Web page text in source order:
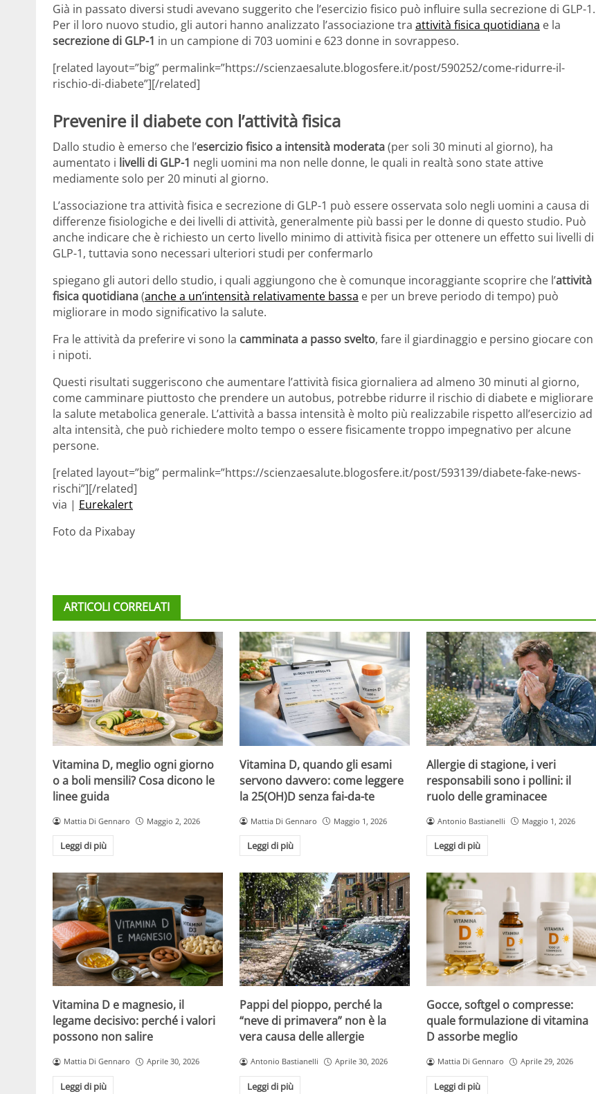
Già in passato diversi studi avevano suggerito che l’esercizio fisico può influire sulla secrezione di GLP-1.
Per il loro nuovo studio, gli autori hanno analizzato l’associazione tra attività fisica quotidiana e la
secrezione di GLP-1 in un campione di 703 uomini e 623 donne in sovrappeso.
[related layout=”big” permalink=”https://scienzaesalute.blogosfere.it/post/590252/come-ridurre-il-
rischio-di-diabete”][/related]
Prevenire il diabete con l’attività fisica
Dallo studio è emerso che l’esercizio fisico a intensità moderata(per soli 30 minuti al giorno), ha
aumentato i livelli di GLP-1 negli uomini ma non nelle donne, le quali in realtà sono state attive
mediamente solo per 20 minuti al giorno.
L’associazione tra attività fisica e secrezione di GLP-1 può essere osservata solo negli uomini a causa di
differenze fisiologiche e dei livelli di attività, generalmente più bassi per le donne di questo studio. Può
anche indicare che è richiesto un certo livello minimo di attività fisica per ottenere un effetto sui livelli di
GLP-1, tuttavia sono necessari ulteriori studi per confermarlo
spiegano gli autori dello studio, i quali aggiungono che è comunque incoraggiante scoprire che l’attività
fisica quotidiana(anche a un’intensità relativamente bassa e per un breve periodo di tempo) può
migliorare in modo significativo la salute.
Fra le attività da preferire vi sono la camminata a passo svelto, fare il giardinaggio e persino giocare con
i nipoti.
Questi risultati suggeriscono che aumentare l’attività fisica giornaliera ad almeno 30 minuti al giorno,
come camminare piuttosto che prendere un autobus, potrebbe ridurre il rischio di diabete e migliorare
la salute metabolica generale. L’attività a bassa intensità è molto più realizzabile rispetto all’esercizio ad
alta intensità, che può richiedere molto tempo o essere fisicamente troppo impegnativo per alcune
persone.
[related layout=”big” permalink=”https://scienzaesalute.blogosfere.it/post/593139/diabete-fake-news-
rischi”][/related]
via | Eurekalert
Foto da Pixabay
ARTICOLI CORRELATI
Vitamina D, meglio ogni giorno
o a boli mensili? Cosa dicono le
linee guida
Mattia Di Gennaro Maggio 2, 2026
Leggi di più
Vitamina D, quando gli esami
servono davvero: come leggere
la 25(OH)D senza fai-da-te
Mattia Di Gennaro Maggio 1, 2026
Leggi di più
Allergie di stagione, i veri
responsabili sono i pollini: il
ruolo delle graminacee
Antonio Bastianelli Maggio 1, 2026
Leggi di più
Vitamina D e magnesio, il
legame decisivo: perché i valori
possono non salire
Mattia Di Gennaro Aprile 30, 2026
Leggi di più
Pappi del pioppo, perché la
“neve di primavera” non è la
vera causa delle allergie
Antonio Bastianelli Aprile 30, 2026
Leggi di più
Gocce, softgel o compresse:
quale formulazione di vitamina
D assorbe meglio
Mattia Di Gennaro Aprile 29, 2026
Leggi di più